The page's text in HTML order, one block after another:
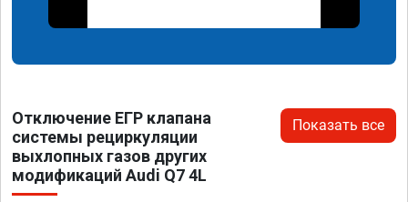
Отключение ЕГР клапана
системы рециркуляции
выхлопных газов других
модификаций Audi Q7 4L
Показать все